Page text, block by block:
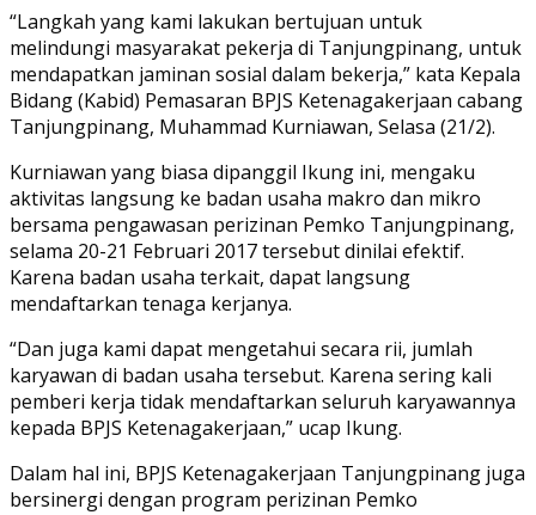
“Langkah yang kami lakukan bertujuan untuk
melindungi masyarakat pekerja di Tanjungpinang, untuk
mendapatkan jaminan sosial dalam bekerja,” kata Kepala
Bidang (Kabid) Pemasaran BPJS Ketenagakerjaan cabang
Tanjungpinang, Muhammad Kurniawan, Selasa (21/2).
Kurniawan yang biasa dipanggil Ikung ini, mengaku
aktivitas langsung ke badan usaha makro dan mikro
bersama pengawasan perizinan Pemko Tanjungpinang,
selama 20-21 Februari 2017 tersebut dinilai efektif.
Karena badan usaha terkait, dapat langsung
mendaftarkan tenaga kerjanya.
“Dan juga kami dapat mengetahui secara rii, jumlah
karyawan di badan usaha tersebut. Karena sering kali
pemberi kerja tidak mendaftarkan seluruh karyawannya
kepada BPJS Ketenagakerjaan,” ucap Ikung.
Dalam hal ini, BPJS Ketenagakerjaan Tanjungpinang juga
bersinergi dengan program perizinan Pemko